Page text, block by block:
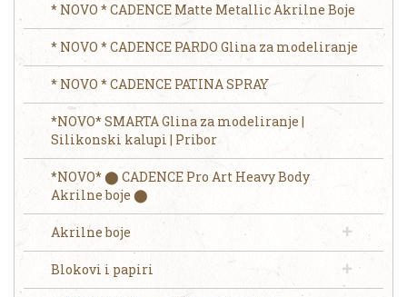
* NOVO * CADENCE Matte Metallic Akrilne Boje
* NOVO * CADENCE PARDO Glina za modeliranje
* NOVO * CADENCE PATINA SPRAY
*NOVO* SMARTA Glina za modeliranje |
Silikonski kalupi | Pribor
*NOVO* ⬤ CADENCE Pro Art Heavy Body
Akrilne boje ⬤
Akrilne boje
Blokovi i papiri